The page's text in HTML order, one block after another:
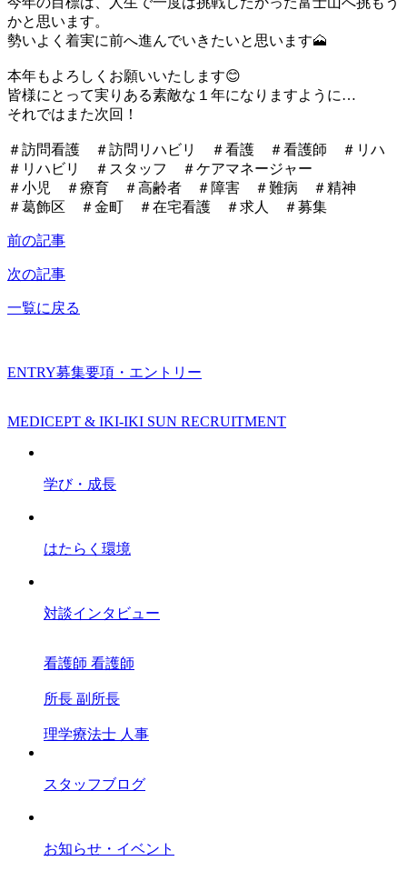
かと思います。
勢いよく着実に前へ進んでいきたいと思います🗻
本年もよろしくお願いいたします😊
皆様にとって実りある素敵な１年になりますように…
それではまた次回！
＃訪問看護 ＃訪問リハビリ ＃看護 ＃看護師 ＃リハ
＃リハビリ ＃スタッフ ＃ケアマネージャー
＃小児 ＃療育 ＃高齢者 ＃障害 ＃難病 ＃精神
＃葛飾区 ＃金町 ＃在宅看護 ＃求人 ＃募集
前の記事
次の記事
一覧に戻る
ENTRY募集要項・エントリー
MEDICEPT & IKI-IKI SUN RECRUITMENT
学び・成長
はたらく環境
対談インタビュー
看護師 看護師
所長 副所長
理学療法士 人事
スタッフブログ
お知らせ・イベント